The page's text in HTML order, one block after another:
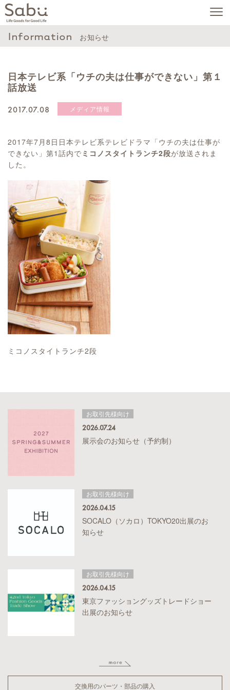
Information お知らせ
日本テレビ系「ウチの夫は仕事ができない」第１
話放送
2017.07.08 メディア情報
2017年7月8日日本テレビ系テレビドラマ「ウチの夫は仕事が
できない」第1話内で ミコノスタイトランチ2段が放送されま
した。
ミコノスタイトランチ2段
お取引先様向け
2026.07.24
展示会のお知らせ（予約制）
お取引先様向け
2026.04.15
SOCALO（ソカロ）TOKYO20出展のお
知らせ
お取引先様向け
2026.04.15
東京ファッショングッズトレードショー
出展のお知らせ
交換用のパーツ・部品の購入